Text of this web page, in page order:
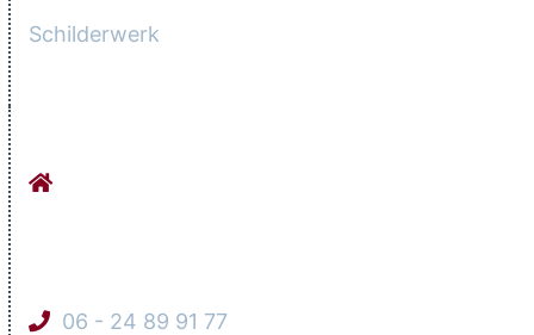
Schilderwerk
Stucadoorsbedrijf Orhan Werkhovenseweg
06 - 24 89 91 77